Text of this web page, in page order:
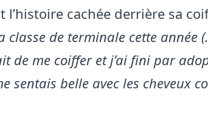
l’histoire cachée derrière sa
classe de terminale cette année
de me coiffer et j’ai fini par
sentais belle avec les cheveux